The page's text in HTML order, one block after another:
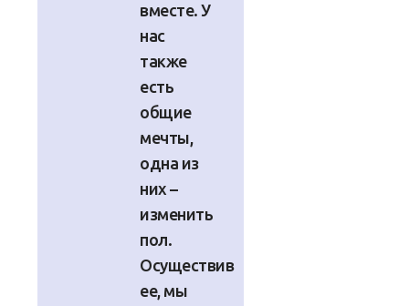
вместе. У
нас
также
есть
общие
мечты,
одна из
них –
изменить
пол.
Осуществив
ее, мы